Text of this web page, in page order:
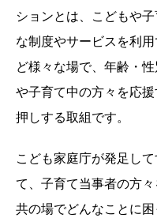
ションとは、こどもや
な制度やサービスを利
ど様々な場で、年齢・
や子育て中の方々を応
押しする取組です。
こども家庭庁が発足し
て、子育て当事者の方
共の場でどんなことに